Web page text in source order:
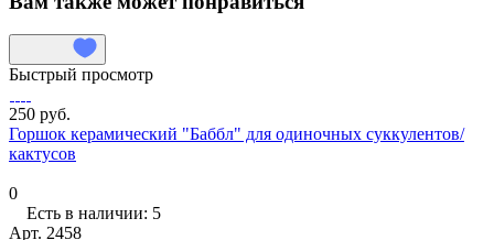
Быстрый просмотр
250 руб.
Горшок керамический "Баббл" для одиночных суккулентов/
кактусов
0
Есть в наличии: 5
Арт. 2458